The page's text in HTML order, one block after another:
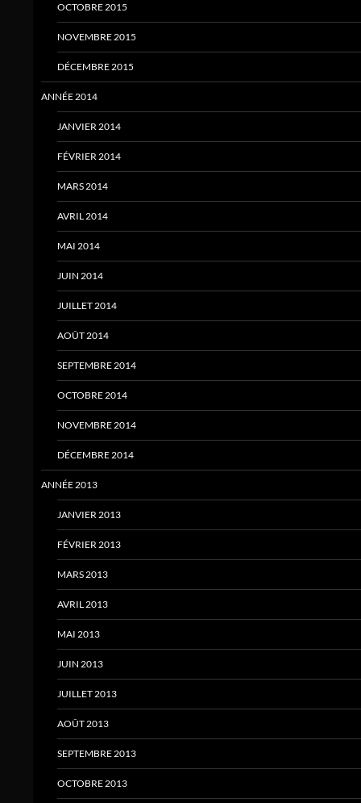
OCTOBRE 2015
NOVEMBRE 2015
DÉCEMBRE 2015
ANNÉE 2014
JANVIER 2014
FÉVRIER 2014
MARS 2014
AVRIL 2014
MAI 2014
JUIN 2014
JUILLET 2014
AOÛT 2014
SEPTEMBRE 2014
OCTOBRE 2014
NOVEMBRE 2014
DÉCEMBRE 2014
ANNÉE 2013
JANVIER 2013
FÉVRIER 2013
MARS 2013
AVRIL 2013
MAI 2013
JUIN 2013
JUILLET 2013
AOÛT 2013
SEPTEMBRE 2013
OCTOBRE 2013